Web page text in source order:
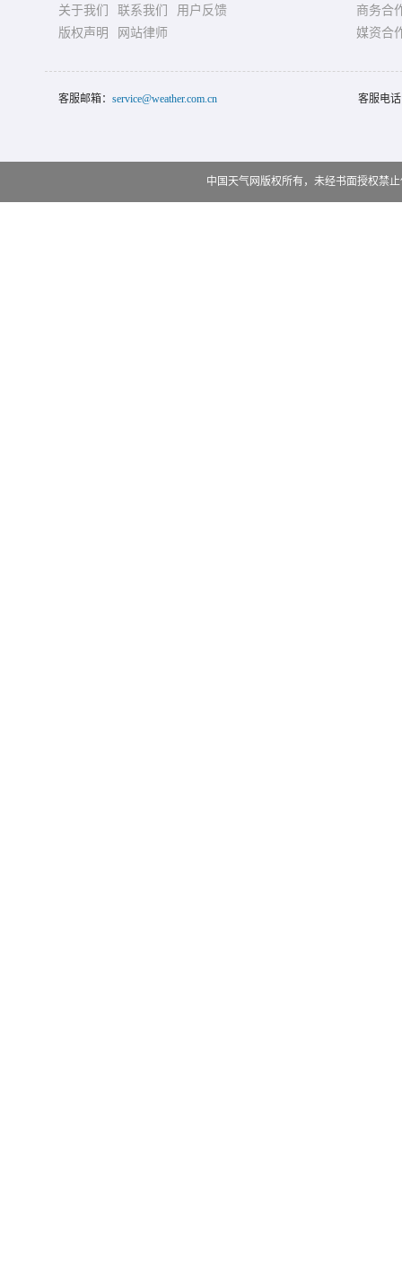
关于我们 联系我们
用户反馈
版权声明
网站律师
商务合
媒资合
客服邮箱： service@weather.com.cn 客服电
中国天气网版权所有，未经书面授权